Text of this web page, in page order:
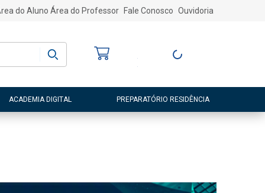
do Aluno Área do Professor Fale Conosco Ouvidoria
Entre ou Cadastre-
ACADEMIA DIGITAL PREPARATÓRIO RESIDÊNCIA